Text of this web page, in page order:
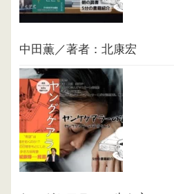
中田薫／著者：北康宏